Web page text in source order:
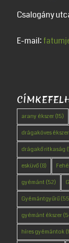
Csalogány
E-mail:
arany ékszer(15)
drágaköves ékszer
drágakő ritkaság
esküvő(8)
gyémánt (52)
Gyémántgyűrű
gyémánt ékszer
híres gyémántok